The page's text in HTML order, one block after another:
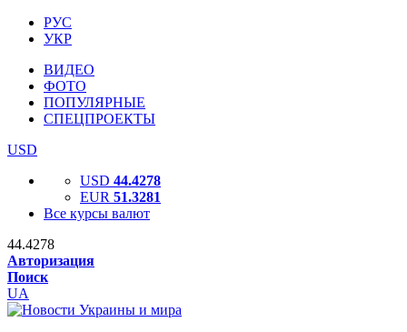
РУС
УКР
ВИДЕО
ФОТО
ПОПУЛЯРНЫЕ
СПЕЦПРОЕКТЫ
USD
USD 44.4278
EUR 51.3281
Все курсы валют
44.4278
Авторизация
Поиск
UA